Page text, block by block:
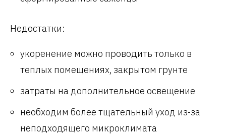
Недостатки:
укоренение можно проводить только в
теплых помещениях, закрытом грунте
затраты на дополнительное освещение
необходим более тщательный уход из-за
неподходящего микроклимата